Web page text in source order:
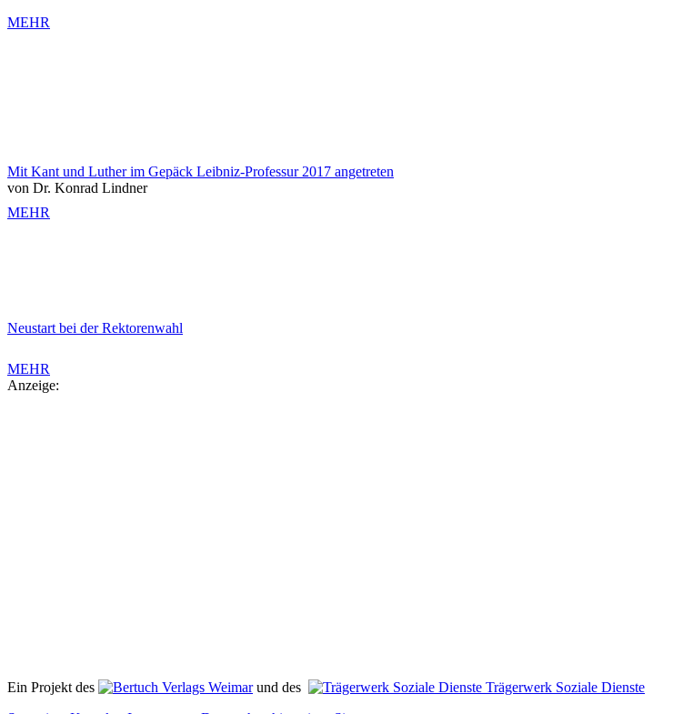
MEHR
Mit Kant und Luther im Gepäck Leibniz-Professur 2017 angetreten
von Dr. Konrad Lindner
MEHR
Neustart bei der Rektorenwahl
MEHR
Anzeige:
Ein Projekt des Verlags Weimarund des
Trägerwerk Soziale Dienste